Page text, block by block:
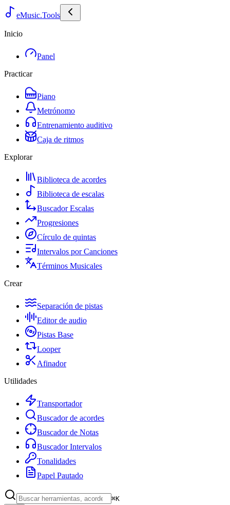
eMusic.Tools
Inicio
Panel
Practicar
Piano
Metrónomo
Entrenamiento auditivo
Caja de ritmos
Explorar
Biblioteca de acordes
Biblioteca de escalas
Buscador Escalas
Progresiones
Círculo de quintas
Intervalos por Canciones
Términos Musicales
Crear
Separación de pistas
Editor de audio
Pistas Base
Looper
Afinador
Utilidades
Transportador
Buscador de acordes
Buscador de Notas
Buscador Intervalos
Tonalidades
Papel Pautado
⌘K